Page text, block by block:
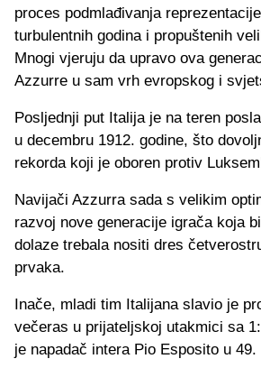
proces podmlađivanja
turbulentnih godina i propuštenih
Mnogi vjeruju da upravo ova
Azzurre u sam vrh evropskog i
Posljednji put Italija je na teren
u decembru 1912. godine, što
rekorda koji je oboren protiv
Navijači Azzurra sada s velikim
razvoj nove generacije igrača koja
dolaze trebala nositi dres
prvaka.
Inače, mladi tim Italijana slavio je
večeras u prijateljskoj utakmici sa
je napadač intera Pio Esposito u 49.